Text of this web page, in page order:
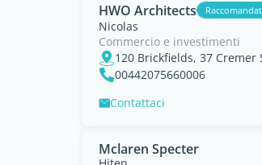
HWO Architects
Nicolas
Commercio e investimenti
120 Brickfields, 37 Cremer
00442075660006
Contattaci
Mclaren Specter